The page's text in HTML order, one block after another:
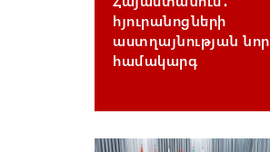
հյուրանոցների
աստղայնության նոր
համակարգ